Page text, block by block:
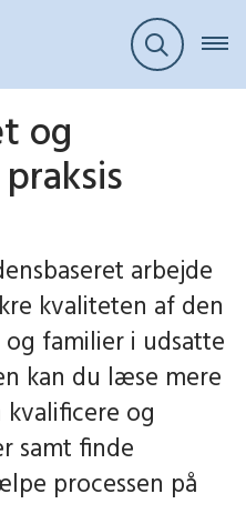
og
arbejde
kvaliteten af den
familier i udsatte
kan du læse mere
kvalificere og
samt finde
processen på